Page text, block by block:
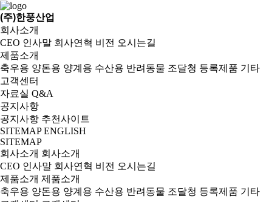
(주)한풍산업
회사소개
CEO 인사말 회사연혁 비전 오시는길
제품소개
축우용 양돈용 양계용 수산용 반려동물 조달청 등록제품 기타
고객센터
자료실 Q&A
공지사항
공지사항 추천사이트
SITEMAP ENGLISH
SITEMAP
회사소개 회사소개
CEO 인사말 회사연혁 비전 오시는길
제품소개 제품소개
축우용 양돈용 양계용 수산용 반려동물 조달청 등록제품 기타